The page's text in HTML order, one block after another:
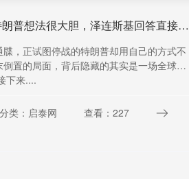
永旺配资 打击莫斯科？特朗普想法很大胆，泽连斯基回答直接，中国或受牵连_普京_俄罗斯_制裁
，正试图停战的特朗普却用自己的方式不
置的局面，背后隐藏的其实是一场全球贸
下来....
分类：启泰网 查看：227